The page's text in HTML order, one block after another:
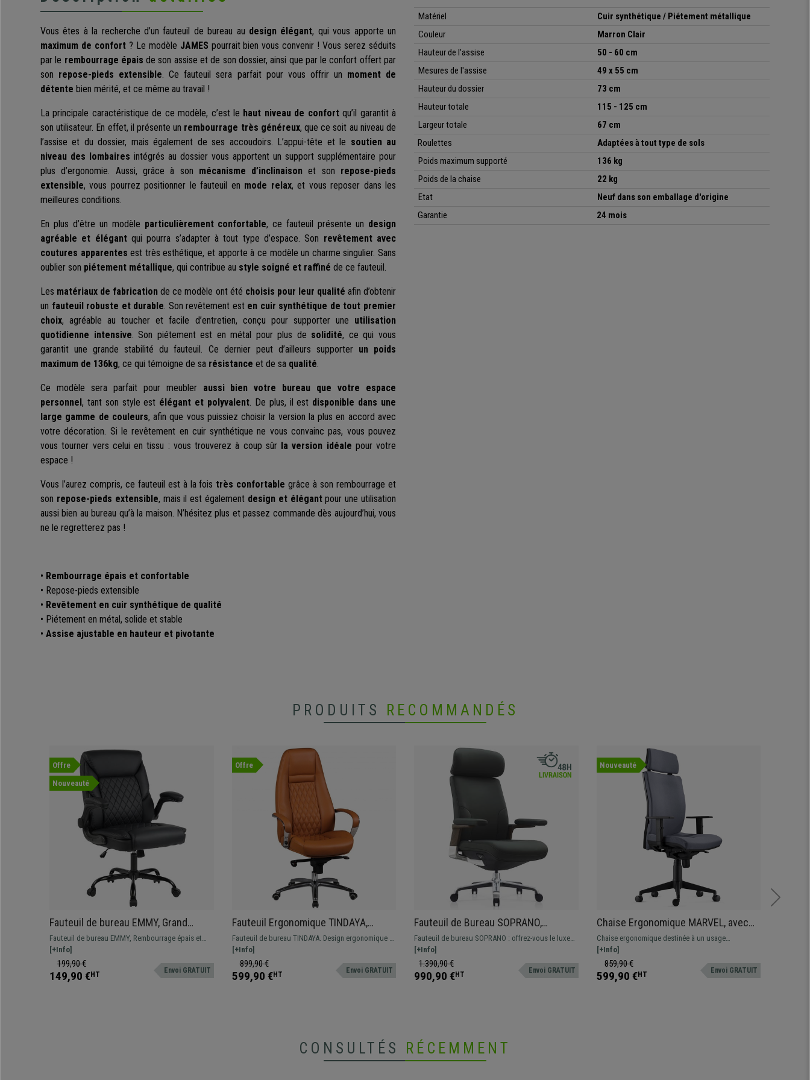
Vous êtes à la recherche d’un fauteuil de bureau au design élégant, qui vous apporte un
maximum de confort ? Le modèle JAMES pourrait bien vous convenir ! Vous serez séduits
par le rembourrage épais de son assise et de son dossier, ainsi que par le confort offert par
son repose-pieds extensible. Ce fauteuil sera parfait pour vous offrir un moment de
détente bien mérité, et ce même au travail !
La principale caractéristique de ce modèle, c’est le haut niveau de confortqu’il garantit à
son utilisateur. En effet, il présente un rembourrage très généreux, que ce soit au niveau de
l’assise et du dossier, mais également de ses accoudoirs. L’appui-tête et le soutien au
niveau des lombaires intégrés au dossier vous apportent un support supplémentaire pour
plus d’ergonomie. Aussi, grâce à son mécanisme d’inclinaison et son repose-pieds
extensible, vous pourrez positionner le fauteuil en mode relax, et vous reposer dans les
meilleures conditions.
En plus d’être un modèle particulièrement confortable, ce fauteuil présente un design
agréable et élégantqui pourra s’adapter à tout type d’espace. Son revêtement avec
coutures apparentes est très esthétique, et apporte à ce modèle un charme singulier. Sans
oublier son piétement métallique, qui contribue au style soigné et raffiné de ce fauteuil.
Les matériaux de fabrication de ce modèle ont été choisis pour leur qualité afin d’obtenir
un fauteuil robuste et durable. Son revêtement est en cuir synthétique de tout premier
choix, agréable au toucher et facile d’entretien, conçu pour supporter une utilisation
quotidienne intensive. Son piétement est en métal pour plus de solidité, ce qui vous
garantit une grande stabilité du fauteuil. Ce dernier peut d’ailleurs supporter un poids
maximum de 136kg, ce qui témoigne de sa résistance et de sa qualité.
Ce modèle sera parfait pour meubler aussi bien votre bureau que votre espace
personnel, tant son style est élégant et polyvalent. De plus, il est disponible dans une
large gamme de couleurs, afin que vous puissiez choisir la version la plus en accord avec
votre décoration. Si le revêtement en cuir synthétique ne vous convainc pas, vous pouvez
vous tourner vers celui en tissu : vous trouverez à coup sûrla version idéale pour votre
espace !
Vous l’aurez compris, ce fauteuil est à la fois très confortable grâce à son rembourrage et
son repose-pieds extensible, mais il est également design et élégantpour une utilisation
aussi bien au bureau qu’à la maison. N’hésitez plus et passez commande dès aujourd’hui, vous
ne le regretterez pas !
• Rembourrage épais et confortable
• Repose-pieds extensible
• Revêtement en cuir synthétique de qualité
• Piétement en métal, solide et stable
• Assise ajustable en hauteur et pivotante
Matériel
Cuir synthétique / Piétement métallique
Couleur
Marron Clair
Hauteur de l'assise
50 - 60 cm
Mesures de l'assise
49 x 55 cm
Hauteur du dossier
73 cm
Hauteur totale
115 - 125 cm
Largeur totale
67 cm
Roulettes
Adaptées à tout type de sols
Poids maximum supporté
136 kg
Poids de la chaise
22 kg
Etat
Neuf dans son emballage d'origine
Garantie
24 mois
PRODUITS RECOMMANDÉS
Offre
Nouveauté
Fauteuil de bureau EMMY, Grand
Rembourrage, Accoudoirs relevables,
Cuir, Noir
Fauteuil de bureau EMMY, Rembourrage épais et
confortable, accoudoirs relevables
[+Info]
199,90 €
149,90 €HT Envoi GRATUIT
Offre
Fauteuil Ergonomique TINDAYA,
Design Exclusif, Revêtement, en Cuir
authentique, Marron Clair
Fauteuil de bureau TINDAYA. Design ergonomique et
très élégant avec des coutures apparentes.
Fabriqué avec des matériaux de première qualité et
revêtement en cuir véritable.
[+Info]
899,90 €
599,90 €HT Envoi GRATUIT
Fauteuil de Bureau SOPRANO,
Excellente Qualité, Design Raffiné et
Exclusif, Cuir Authentique, Vert
Fauteuil de bureau SOPRANO : offrez-vous le luxe
en termes de design, qualité et confort. Utilisation
professionnelle 8h.
[+Info]
1.390,90 €
990,90 €HT Envoi GRATUIT
Nouveauté
Chaise Ergonomique MARVEL, avec
Appui-tête et Support Lombaire, en
Tissu, Gris
Chaise ergonomique destinée à un usage
professionnel avec dossier ajustable, support
lombaire et accoudoirs réglables en hauteur.
[+Info]
859,90 €
599,90 €HT Envoi GRATUIT
CONSULTÉS RÉCEMMENT